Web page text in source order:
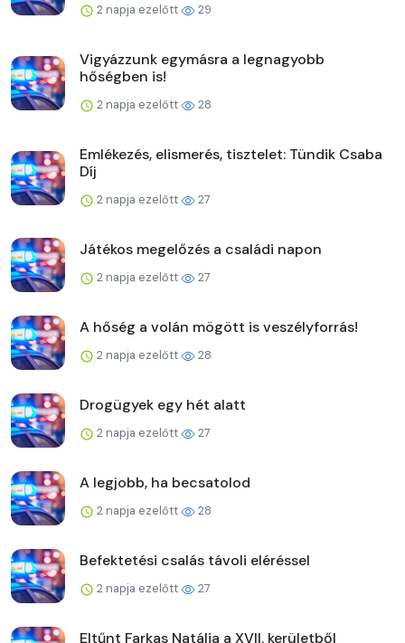
2 napja ezelőtt 29
Vigyázzunk egymásra a legnagyobb
hőségben is!
2 napja ezelőtt 28
Emlékezés, elismerés, tisztelet: Tündik Csaba
Díj
2 napja ezelőtt 27
Játékos megelőzés a családi napon
2 napja ezelőtt 27
A hőség a volán mögött is veszélyforrás!
2 napja ezelőtt 28
Drogügyek egy hét alatt
2 napja ezelőtt 27
A legjobb, ha becsatolod
2 napja ezelőtt 28
Befektetési csalás távoli eléréssel
2 napja ezelőtt 27
Eltűnt Farkas Natália a XVII. kerületből